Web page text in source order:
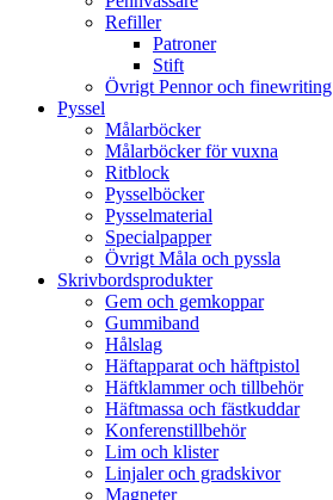
Refiller
Patroner
Stift
Övrigt Pennor och finewriting
Pyssel
Målarböcker
Målarböcker för vuxna
Ritblock
Pysselböcker
Pysselmaterial
Specialpapper
Övrigt Måla och pyssla
Skrivbordsprodukter
Gem och gemkoppar
Gummiband
Hålslag
Häftapparat och häftpistol
Häftklammer och tillbehör
Häftmassa och fästkuddar
Konferenstillbehör
Lim och klister
Linjaler och gradskivor
Magneter